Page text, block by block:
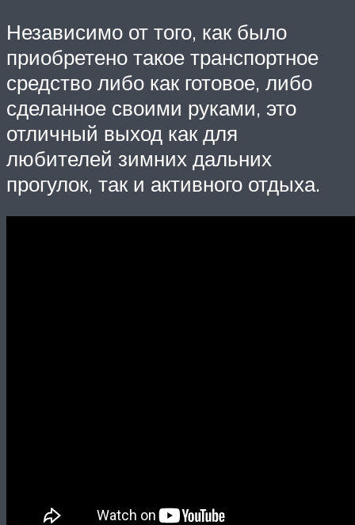
Независимо от того, как было
приобретено такое транспортное
средство либо как готовое, либо
сделанное своими руками, это
отличный выход как для
любителей зимних дальних
прогулок, так и активного отдыха.